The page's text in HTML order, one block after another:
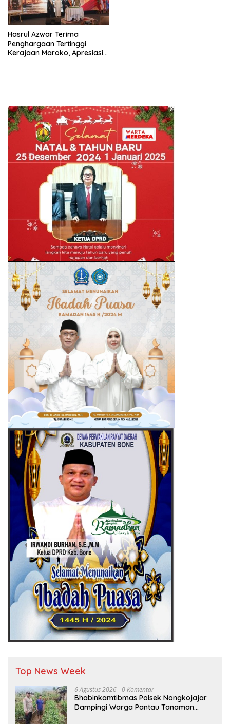
Hasrul Azwar Terima
Penghargaan Tertinggi
Kerajaan Maroko, Apresiasi
Top News Week
6 Agustus 2026 0 Komentar
Bhabinkamtibmas Polsek Nongkojajar
Dampingi Warga Pantau Tanaman